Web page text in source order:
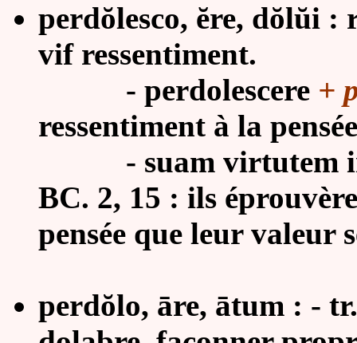
perdŏlesco, ĕre, dŏlŭi :
vif ressentiment.
- perdolescere +
ressentiment à la
- suam virtutem
BC. 2, 15 : ils
pensée que leur valeur
perdŏlo, āre, ātum : -